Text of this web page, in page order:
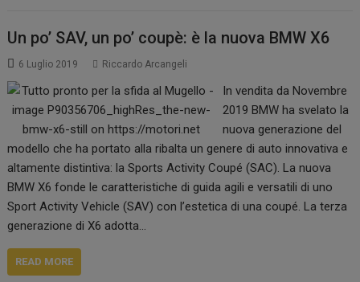
Un po’ SAV, un po’ coupè: è la nuova BMW X6
6 Luglio 2019 Riccardo Arcangeli
In vendita da Novembre
2019 BMW ha svelato la
nuova generazione del
modello che ha portato alla ribalta un genere di auto innovativa e
altamente distintiva: la Sports Activity Coupé (SAC). La nuova
BMW X6 fonde le caratteristiche di guida agili e versatili di uno
Sport Activity Vehicle (SAV) con l’estetica di una coupé. La terza
generazione di X6 adotta…
READ MORE